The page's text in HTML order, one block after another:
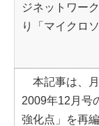
ジネットワー
り「マイクロ
本記事は、
2009年12月号
強化点」を再